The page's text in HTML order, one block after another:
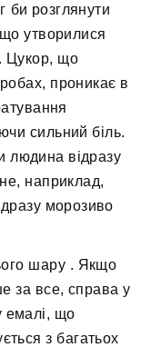
би розглянути
утворилися
Цукор, що
проникає в
сильний біль.
людина відразу
наприклад,
морозиво
шару. Якщо
за все, справа у
емалі, що
з багатьох